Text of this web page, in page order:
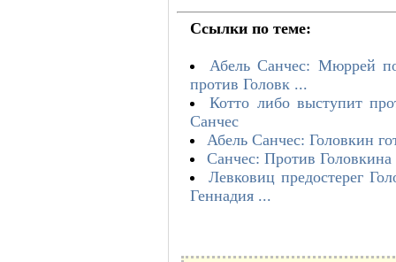
Ссылки по теме:
Абель Санчес: Мюррей
против Головк ...
Котто либо выступит
Санчес
Абель Санчес: Головкин
Санчес: Против
Левковиц предостерег
Геннадия ...